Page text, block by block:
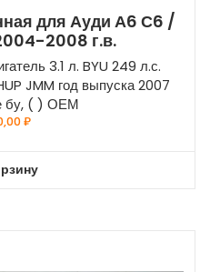
для Ауди А6 С6 /
2008 г.в.
3.1 л. BYU 249 л.с.
JMM год выпуска 2007
бу, ( ) ОЕМ
₽